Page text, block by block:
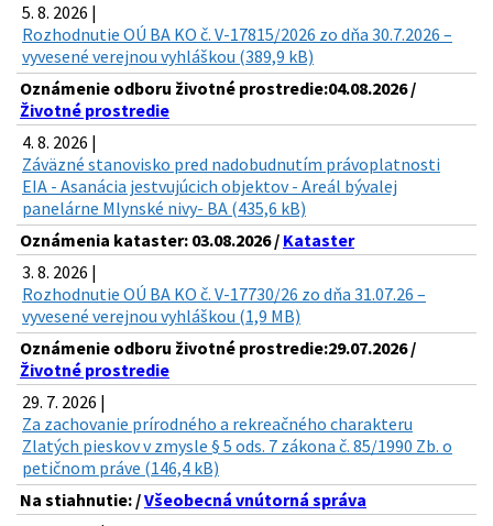
5. 8. 2026 |
Rozhodnutie OÚ BA KO č. V-17815/2026 zo dňa 30.7.2026 –
vyvesené verejnou vyhláškou (389,9 kB)
Oznámenie odboru životné prostredie:04.08.2026 /
Životné prostredie
4. 8. 2026 |
Záväzné stanovisko pred nadobudnutím právoplatnosti
EIA - Asanácia jestvujúcich objektov - Areál bývalej
panelárne Mlynské nivy- BA (435,6 kB)
Oznámenia kataster: 03.08.2026 / Kataster
3. 8. 2026 |
Rozhodnutie OÚ BA KO č. V-17730/26 zo dňa 31.07.26 –
vyvesené verejnou vyhláškou (1,9 MB)
Oznámenie odboru životné prostredie:29.07.2026 /
Životné prostredie
29. 7. 2026 |
Za zachovanie prírodného a rekreačného charakteru
Zlatých pieskov v zmysle § 5 ods. 7 zákona č. 85/1990 Zb. o
petičnom práve (146,4 kB)
Na stiahnutie: /Všeobecná vnútorná správa